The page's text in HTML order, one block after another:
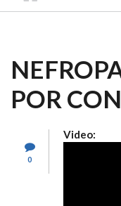
POR
0
Video: